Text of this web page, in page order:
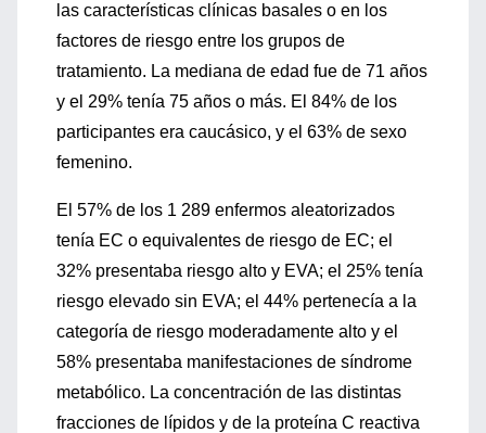
las características clínicas basales o en los
factores de riesgo entre los grupos de
tratamiento. La mediana de edad fue de 71 años
y el 29% tenía 75 años o más. El 84% de los
participantes era caucásico, y el 63% de sexo
femenino.
El 57% de los 1 289 enfermos aleatorizados
tenía EC o equivalentes de riesgo de EC; el
32% presentaba riesgo alto y EVA; el 25% tenía
riesgo elevado sin EVA; el 44% pertenecía a la
categoría de riesgo moderadamente alto y el
58% presentaba manifestaciones de síndrome
metabólico. La concentración de las distintas
fracciones de lípidos y de la proteína C reactiva